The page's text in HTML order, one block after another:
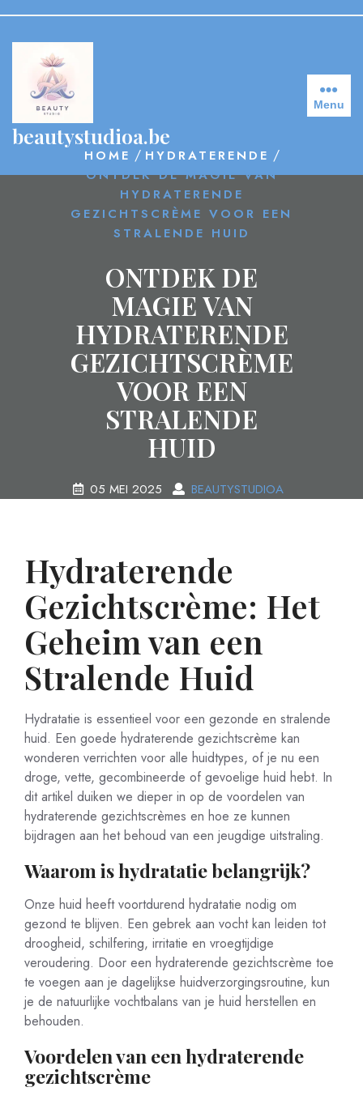
content
beautystudioa.be
Menu
HOME / HYDRATERENDE /
ONTDEK DE MAGIE VAN
HYDRATERENDE
GEZICHTSCRÈME VOOR EEN
STRALENDE HUID
ONTDEK DE
MAGIE VAN
HYDRATERENDE
GEZICHTSCRÈME
VOOR EEN
STRALENDE
HUID
05 MEI 2025
BEAUTYSTUDIOA
Hydraterende
Gezichtscrème: Het
Geheim van een
Stralende Huid
Hydratatie is essentieel voor een gezonde en stralende
huid. Een goede hydraterende gezichtscrème kan
wonderen verrichten voor alle huidtypes, of je nu een
droge, vette, gecombineerde of gevoelige huid hebt. In
dit artikel duiken we dieper in op de voordelen van
hydraterende gezichtscrèmes en hoe ze kunnen
bijdragen aan het behoud van een jeugdige uitstraling.
Waarom is hydratatie belangrijk?
Onze huid heeft voortdurend hydratatie nodig om
gezond te blijven. Een gebrek aan vocht kan leiden tot
droogheid, schilfering, irritatie en vroegtijdige
veroudering. Door een hydraterende gezichtscrème toe
te voegen aan je dagelijkse huidverzorgingsroutine, kun
je de natuurlijke vochtbalans van je huid herstellen en
behouden.
Voordelen van een hydraterende
gezichtscrème